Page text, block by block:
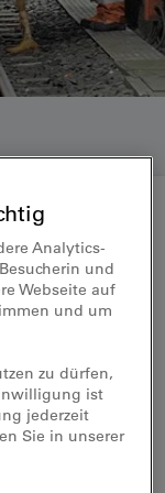
Lötschberg-
Bauphase
Analytics-
und
Webseite auf
und um
zu dürfen,
ist
jederzeit
Sie in unserer